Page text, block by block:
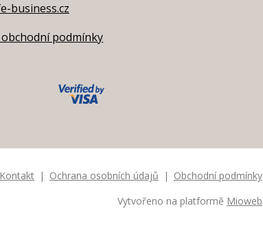
business.cz
podmínky
Kontakt Ochrana osobních údajů Obchodní podmínky
Vytvořeno na platformě Mioweb